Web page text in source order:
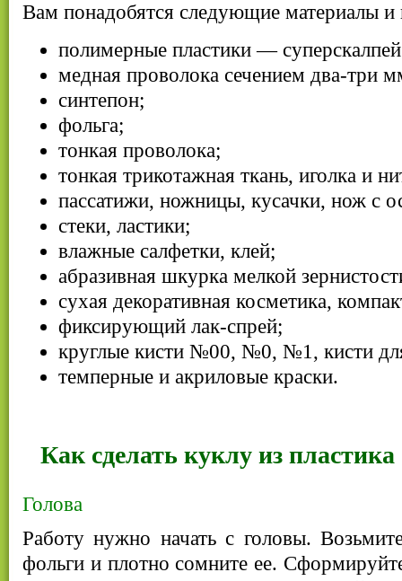
Вам понадобятся следующие материалы и
полимерные пластики —
медная проволока сечением два-три
синтепон;
фольга;
тонкая проволока;
тонкая трикотажная ткань, иголка и
пассатижи, ножницы, кусачки, нож с
стеки, ластики;
влажные салфетки, клей;
абразивная шкурка мелкой
сухая декоративная косметика,
фиксирующий лак-спрей;
круглые кисти №00, №0, №1, кисти
темперные и акриловые краски.
Как сделать куклу из пластика
Голова
Работу нужно начать с головы.
фольги и плотно сомните ее.